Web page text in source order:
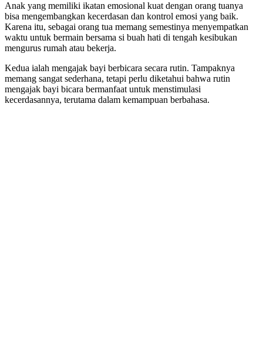
Anak yang memiliki ikatan emosional kuat dengan orang tuanya
bisa mengembangkan kecerdasan dan kontrol emosi yang baik.
Karena itu, sebagai orang tua memang semestinya menyempatkan
waktu untuk bermain bersama si buah hati di tengah kesibukan
mengurus rumah atau bekerja.
Kedua ialah mengajak bayi berbicara secara rutin. Tampaknya
memang sangat sederhana, tetapi perlu diketahui bahwa rutin
mengajak bayi bicara bermanfaat untuk menstimulasi
kecerdasannya, terutama dalam kemampuan berbahasa.